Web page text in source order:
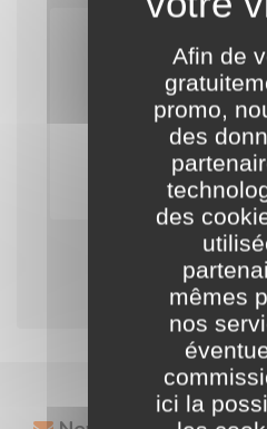
valables
Nous vous
régulièrement
Entrer dans la
Afin de
promo,
des
des
mêmes
nos
ici la